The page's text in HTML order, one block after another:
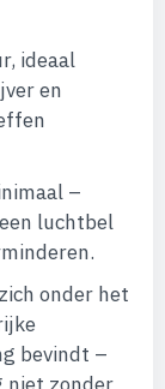
ideaal
en
–
luchtbel
onder het
bevindt –
niet zonder